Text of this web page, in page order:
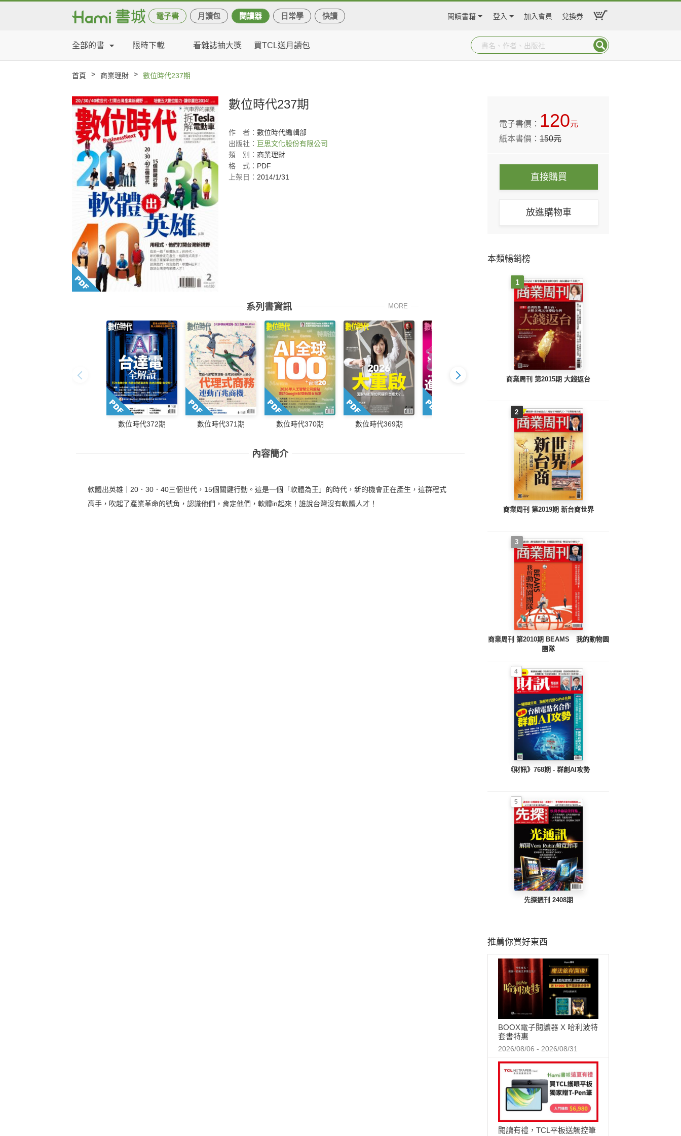
電子書 月讀包 閱讀器 日常學 快讀 閱讀書籍 登入 加入會員 兌換券
全部的書 限時下載 看雜誌抽大獎 買TCL送月讀包
首頁 > 商業理財 > 數位時代237期
數位時代237期
作 者： 數位時代編輯部
出版社： 巨思文化股份有限公司
類
別： 商業理財
格
式： PDF
上架日： 2014/1/31
系列書資訊 MORE
數位時代372期 數位時代371期 數位時代370期 數位時代369期 數位時代367期
內容簡介
軟體出英雄｜20．30．40三個世代，15個關鍵行動。這是一個「軟體為王」的時代，新的機會正在產生，這群程式
高手，吹起了產業革命的號角，認識他們，肯定他們，軟體in起來！誰說台灣沒有軟體人才！
電子書價： 120元
紙本書價：150元
直接購買
放進購物車
本類暢銷榜
1
商業周刊 第2015期 大錢返台
2
商業周刊 第2019期 新台商世界
3
商業周刊 第2010期 BEAMS 我的動物園
團隊
4
《財訊》768期 - 群創AI攻勢
5
先探週刊 2408期
推薦你買好東西
BOOX電子閱讀器 X 哈利波特
套書特惠
2026/08/06 - 2026/08/31
閱讀有禮，TCL平板送觸控筆